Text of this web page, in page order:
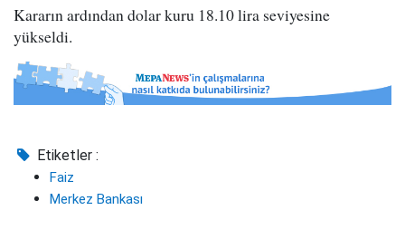
Kararın ardından dolar kuru 18.10 lira seviyesine
yükseldi.
Etiketler :
Faiz
Merkez Bankası